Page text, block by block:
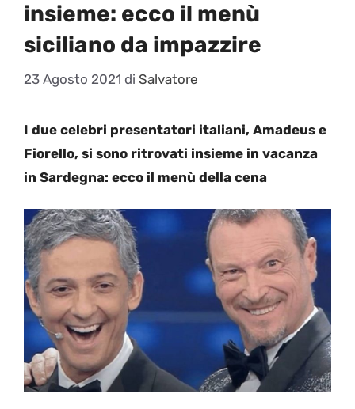
insieme: ecco il menù
siciliano da impazzire
23 Agosto 2021 di Salvatore
I due celebri presentatori italiani, Amadeus e
Fiorello, si sono ritrovati insieme in vacanza
in Sardegna: ecco il menù della cena